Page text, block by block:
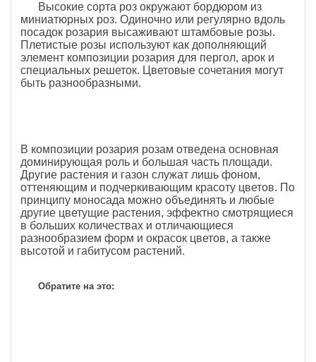
Высокие сорта роз окружают бордюром из
миниатюрных роз. Одиночно или регулярно вдоль
посадок розария высаживают штамбовые розы.
Плетистые розы используют как дополняющий
элемент композиции розария для пергол, арок и
специальных решеток. Цветовые сочетания могут
быть разнообразными.
В композиции розария розам отведена основная
доминирующая роль и большая часть площади.
Другие растения и газон служат лишь фоном,
оттеняющим и подчеркивающим красоту цветов. По
принципу моносада можно объединять и любые
другие цветущие растения, эффектно смотрящиеся
в больших количествах и отличающиеся
разнообразием форм и окрасок цветов, а также
высотой и габитусом растений.
Обратите на это: